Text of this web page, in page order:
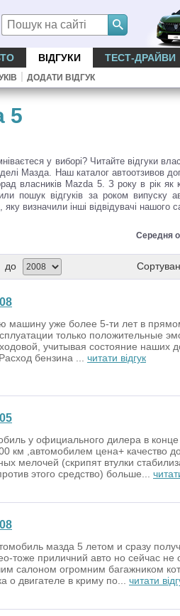
ВІДГУКИ ТЕСТ-ДРАЙВИ
| ДОДАТИ ВІДГУК
5
у виборі? Читайте відгуки
Мазда. Наш каталог автоотзивов
власників Mazda 5. З року в рік як
пошук відгуків за роком випуску
яку визначили інші відвідувачі нашого
Середня
до
машину уже более 5-ти лет в
только положительные
учитывая состояние наших
бензина ... читати відгук
у официального дилера в
км ,автомобилем цена+ качество
мелочей (скрипят втулки
этого средство) больше...
мазда 5 летом и сразу
тоже приличний авто но сейчас
салоном огромним багажником
о двигателе в криму по... читати